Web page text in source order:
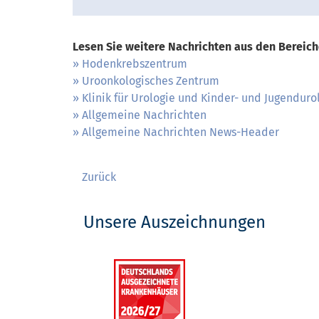
Lesen Sie weitere Nachrichten aus den
Hodenkrebszentrum
Uroonkologisches Zentrum
Klinik für Urologie und Kinder- und
Allgemeine Nachrichten
Allgemeine Nachrichten News-Header
Zurück
Unsere Auszeichnungen